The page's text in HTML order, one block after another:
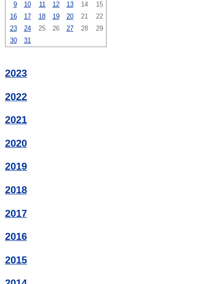
9
10 11 12 13 14
15
16
17 18 19 20 21
22
23
24 25 26 27 28
29
30
31
2023
2022
2021
2020
2019
2018
2017
2016
2015